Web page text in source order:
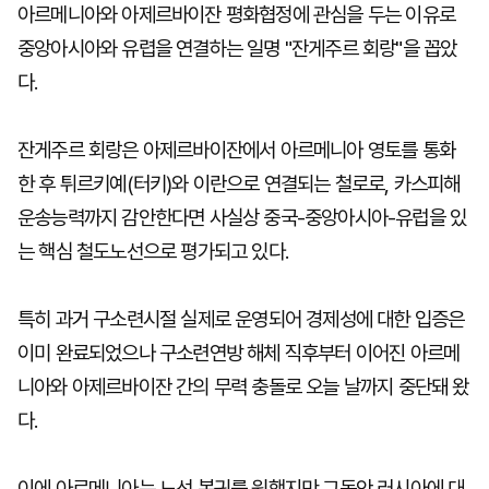
아르메니아와 아제르바이잔 평화협정에 관심을 두는 이유로
중앙아시아와 유렵을 연결하는 일명 "잔게주르 회랑"을 꼽았
다.
잔게주르 회랑은 아제르바이잔에서 아르메니아 영토를 통화
한 후 튀르키예(터키)와 이란으로 연결되는 철로로, 카스피해
운송능력까지 감안한다면 사실상 중국-중앙아시아-유럽을 있
는 핵심 철도노선으로 평가되고 있다.
특히 과거 구소련시절 실제로 운영되어 경제성에 대한 입증은
이미 완료되었으나 구소련연방 해체 직후부터 이어진 아르메
니아와 아제르바이잔 간의 무력 충돌로 오늘 날까지 중단돼 왔
다.